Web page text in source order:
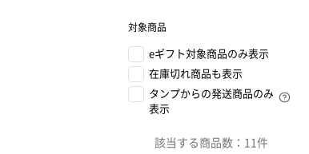
対象商品
eギフト対象商品のみ表示
在庫切れ商品も表示
タンプからの発送商品のみ
表示
該当する商品数： 11件